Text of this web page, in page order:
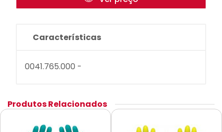
Características
0041.765.000 -
Produtos Relacionados